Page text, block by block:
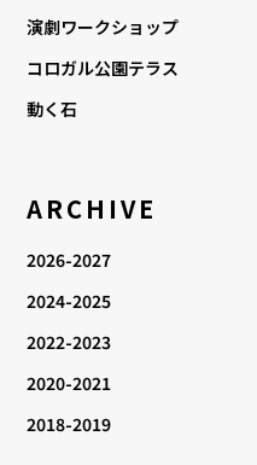
演劇ワークショップ
コロガル公園テラス
動く石
ARCHIVE
2026-2027
2024-2025
2022-2023
2020-2021
2018-2019